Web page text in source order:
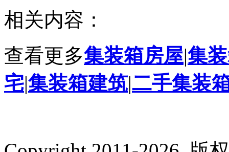
相关内容：
查看更多集装箱房屋|集
宅|集装箱建筑|二手集装